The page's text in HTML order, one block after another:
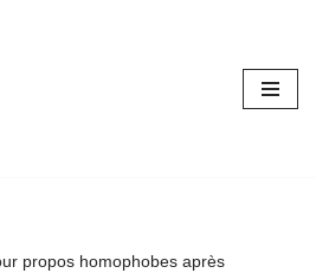
propos homophobes après